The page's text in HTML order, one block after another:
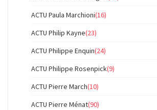
ACTU Paula Marchioni(16)
ACTU Philip Kayne(23)
ACTU Philippe Enquin(24)
ACTU Philippe Rosenpick(9)
ACTU Pierre March(10)
ACTU Pierre Ménat(90)